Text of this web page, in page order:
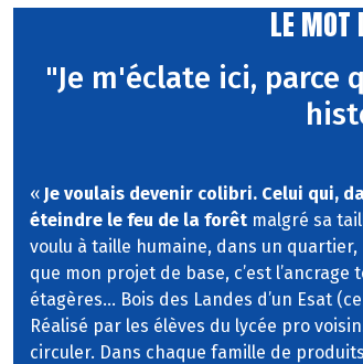
LE MOT
"Je m'éclate ici, parce
« Je voulais devenir colibri. Celui qui,
éteindre le feu de la forêt malgré sa
voulu à taille humaine, dans un
que mon projet de base, c’est
étagères… Bois des Landes d’un Esat
Réalisé par les élèves du lycée pro
circuler. Dans chaque famille de